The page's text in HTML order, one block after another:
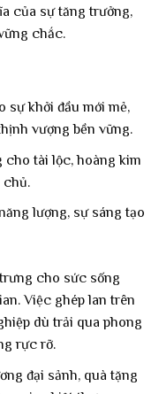
của sự tăng trưởng,
chắc.
sự khởi đầu mới mẻ,
vượng bền vững.
cho tài lộc, hoàng kim
chủ.
lượng, sự sáng tạo
cho sức sống
Việc ghép lan trên
dù trải qua phong
rực rỡ.
đại sảnh, quà tặng